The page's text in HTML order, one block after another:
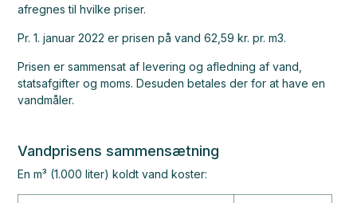
afregnes til hvilke priser.
Pr. 1. januar 2022 er prisen på vand 62,59 kr. pr. m3.
Prisen er sammensat af levering og afledning af vand,
statsafgifter og moms. Desuden betales der for at have en
vandmåler.
Vandprisens sammensætning
En m³ (1.000 liter) koldt vand koster: